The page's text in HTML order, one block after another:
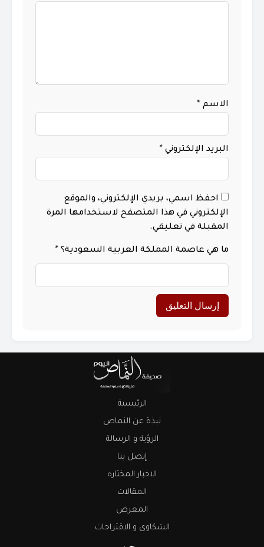
الاسم *
البريد الإلكتروني *
احفظ اسمي، بريدي الإلكتروني، والموقع
الإلكتروني في هذا المتصفح لاستخدامها المرة
المقبلة في تعليقي.
ما هي عاصمة المملكة العربية السعودية؟ *
الرئيسية
نبذة عن النماص
الرؤية و الرسالة
إتصل بنا
الاخبار المختاره
المقالات
المعرض
الشكاوى و الاقتراحات